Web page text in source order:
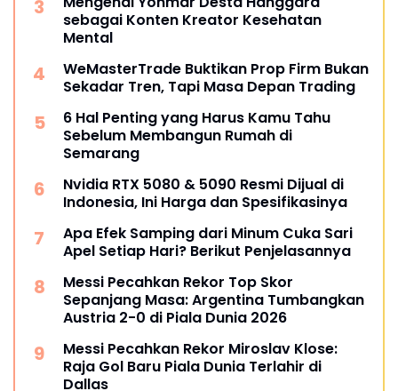
sebagai Konten Kreator Kesehatan
Mental
WeMasterTrade Buktikan Prop Firm Bukan
Sekadar Tren, Tapi Masa Depan Trading
6 Hal Penting yang Harus Kamu Tahu
Sebelum Membangun Rumah di
Semarang
Nvidia RTX 5080 & 5090 Resmi Dijual di
Indonesia, Ini Harga dan Spesifikasinya
Apa Efek Samping dari Minum Cuka Sari
Apel Setiap Hari? Berikut Penjelasannya
Messi Pecahkan Rekor Top Skor
Sepanjang Masa: Argentina Tumbangkan
Austria 2-0 di Piala Dunia 2026
Messi Pecahkan Rekor Miroslav Klose:
Raja Gol Baru Piala Dunia Terlahir di
Dallas